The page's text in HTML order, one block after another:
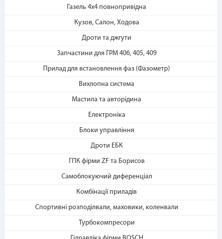
Газель 4х4 повнопривідна
Кузов, Салон, Ходова
Дроти та джгути
Запчастини для ГРМ 406, 405, 409
Прилад для встановлення фаз (Фазометр)
Вихлопна система
Мастила та авторідина
Електроніка
Блоки управління
Дроти ЕБК
ГПК фірми ZF та Борисов
Самоблокуючий диференціал
Комбінації приладів
Спортивні розподілвали, маховики, коленвали
Турбокомпресори
2. Выберите способ оплаты –
«Мгновенная рассрочка»
3. Укажите количество
покупку. С Вашей карты